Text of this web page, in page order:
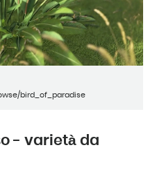
bird_of_paradise
- varietà da